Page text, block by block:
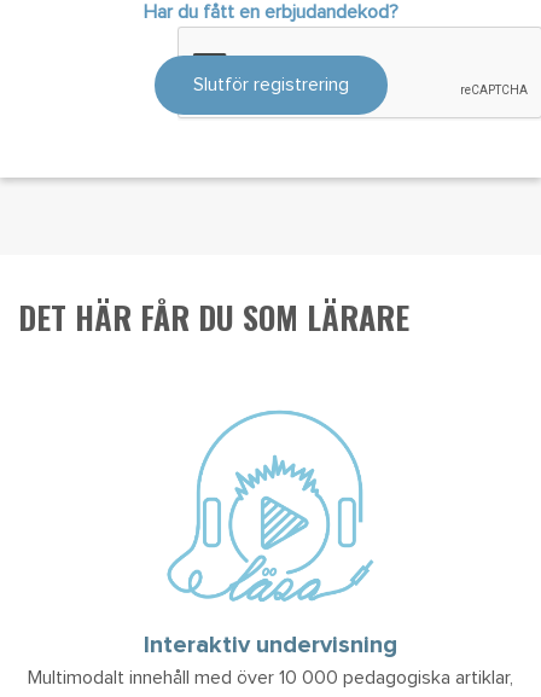
Har du fått en erbjudandekod?
Slutför registrering
DET HÄR FÅR DU SOM LÄRARE
Interaktiv undervisning
Multimodalt innehåll med över 10 000 pedagogiska artiklar,